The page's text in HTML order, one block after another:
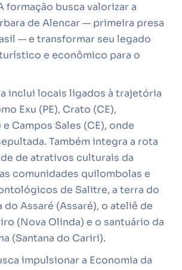
formação busca valorizar a
de Alencar — primeira presa
— e transformar seu legado
e econômico para o
inclui locais ligados à trajetória
Exu (PE), Crato (CE),
Campos Sales (CE), onde
Também integra a rota
de atrativos culturais da
comunidades quilombolas e
de Salitre, a terra do
do Assaré (Assaré), o ateliê de
(Nova Olinda) e o santuário da
(Santana do Cariri).
impulsionar a Economia da